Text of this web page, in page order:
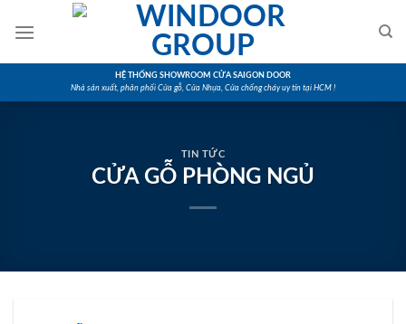
HỆ THỐNG SHOWROOM CỬA SAIGON DOOR
Nhà sản xuất, phân phối Cửa gỗ, Cửa Nhựa, Cửa chống cháy uy tín tại HCM !
TIN TỨC
CỬA GỖ PHÒNG NGỦ